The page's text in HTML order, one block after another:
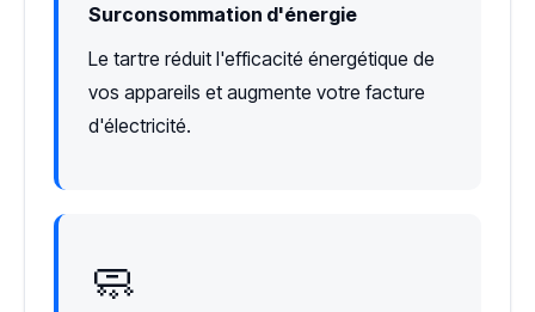
Surconsommation d'énergie
Le tartre réduit l'efficacité énergétique de
vos appareils et augmente votre facture
d'électricité.
🧼